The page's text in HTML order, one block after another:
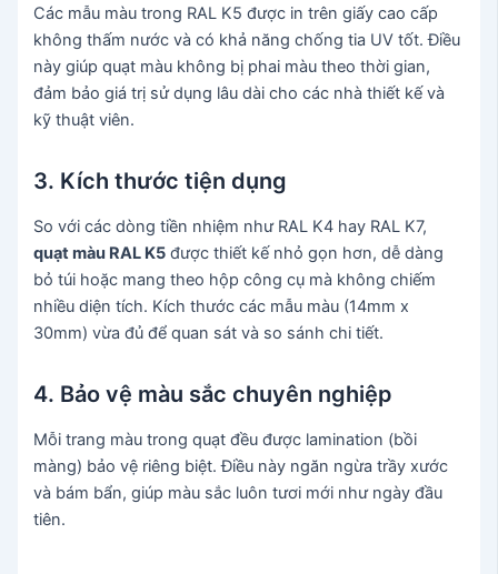
Các mẫu màu trong RAL K5 được in trên giấy cao cấp
không thấm nước và có khả năng chống tia UV tốt. Điều
này giúp quạt màu không bị phai màu theo thời gian,
đảm bảo giá trị sử dụng lâu dài cho các nhà thiết kế và
kỹ thuật viên.
3. Kích thước tiện dụng
So với các dòng tiền nhiệm như RAL K4 hay RAL K7,
quạt màu RAL K5 được thiết kế nhỏ gọn hơn, dễ dàng
bỏ túi hoặc mang theo hộp công cụ mà không chiếm
nhiều diện tích. Kích thước các mẫu màu (14mm x
30mm) vừa đủ để quan sát và so sánh chi tiết.
4. Bảo vệ màu sắc chuyên nghiệp
Mỗi trang màu trong quạt đều được lamination (bồi
màng) bảo vệ riêng biệt. Điều này ngăn ngừa trầy xước
và bám bẩn, giúp màu sắc luôn tươi mới như ngày đầu
tiên.